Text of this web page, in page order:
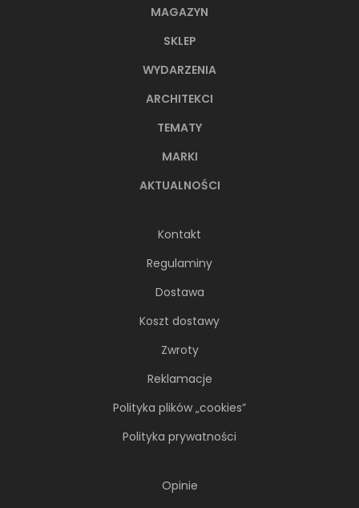
MAGAZYN
SKLEP
WYDARZENIA
ARCHITEKCI
TEMATY
MARKI
AKTUALNOŚCI
Kontakt
Regulaminy
Dostawa
Koszt dostawy
Zwroty
Reklamacje
Polityka plików „cookies”
Polityka prywatności
Opinie